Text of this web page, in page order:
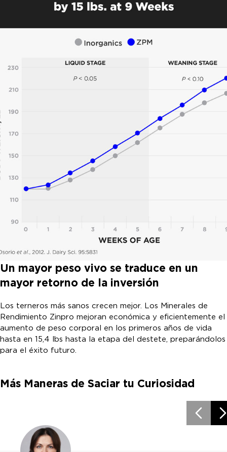
Un mayor peso vivo se traduce en un
mayor retorno de la inversión
Los terneros más sanos crecen mejor. Los Minerales de
Rendimiento Zinpro mejoran económica y eficientemente el
aumento de peso corporal en los primeros años de vida
hasta en 15,4 lbs hasta la etapa del destete, preparándolos
para el éxito futuro.
Más Maneras de Saciar tu Curiosidad